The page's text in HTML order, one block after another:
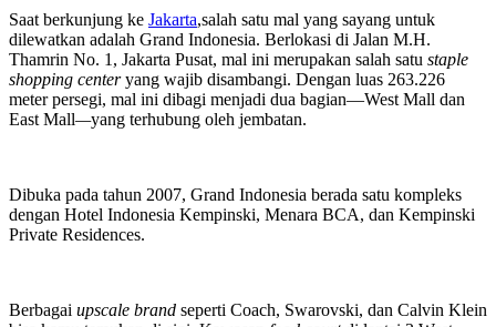
Saat berkunjung ke Jakarta,salah satu mal yang sayang untuk
dilewatkan adalah Grand Indonesia. Berlokasi di Jalan M.H.
Thamrin No. 1, Jakarta Pusat, mal ini merupakan salah satu staple
shopping centeryang wajib disambangi. Dengan luas 263.226
meter persegi, mal ini dibagi menjadi dua bagian—West Mall dan
East Mall—yang terhubung oleh jembatan.
Dibuka pada tahun 2007, Grand Indonesia berada satu kompleks
dengan Hotel Indonesia Kempinski, Menara BCA, dan Kempinski
Private Residences.
Berbagai upscale brand seperti Coach, Swarovski, dan Calvin Klein